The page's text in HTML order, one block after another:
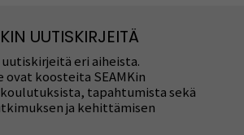
UUTISKIRJEITÄ
eri aiheista.
koosteita SEAMKin
tapahtumista sekä
ja kehittämisen